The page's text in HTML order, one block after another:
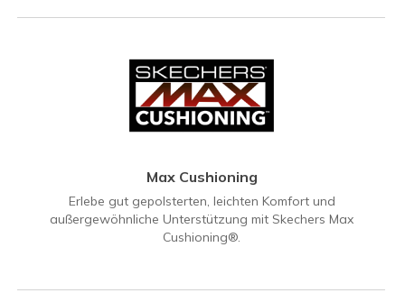
Max Cushioning
Erlebe gut gepolsterten, leichten Komfort und
außergewöhnliche Unterstützung mit Skechers Max
Cushioning®.